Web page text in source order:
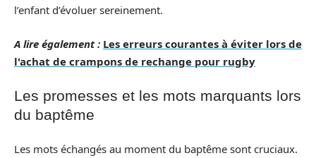
l’enfant d’évoluer sereinement.
A lire également : Les erreurs courantes à éviter lors de
l'achat de crampons de rechange pour rugby
Les promesses et les mots marquants lors
du baptême
Les mots échangés au moment du baptême sont cruciaux.